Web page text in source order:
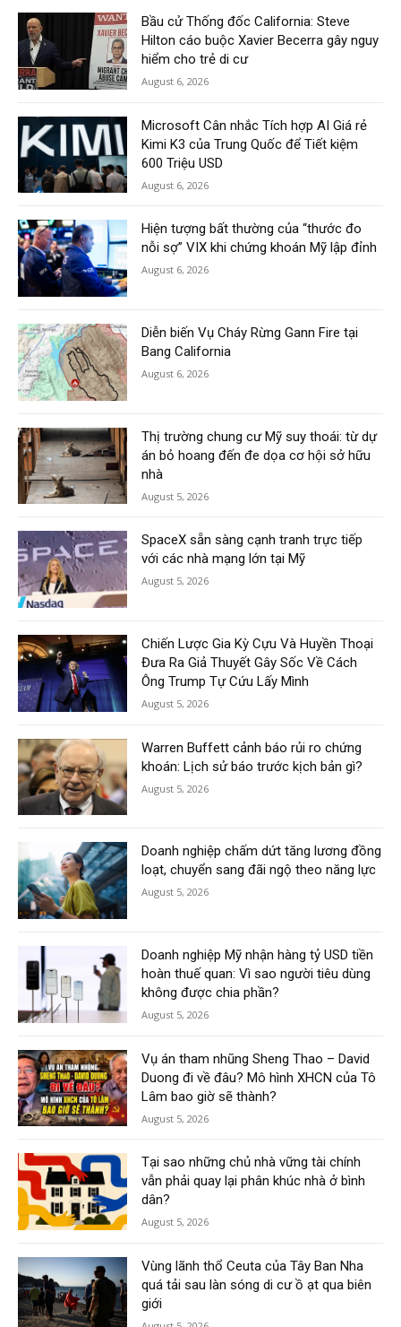
Bầu cử Thống đốc California: Steve
Hilton cáo buộc Xavier Becerra gây nguy
hiểm cho trẻ di cư
August 6, 2026
Microsoft Cân nhắc Tích hợp AI Giá rẻ
Kimi K3 của Trung Quốc để Tiết kiệm
600 Triệu USD
August 6, 2026
Hiện tượng bất thường của “thước đo
nỗi sợ” VIX khi chứng khoán Mỹ lập đỉnh
August 6, 2026
Diễn biến Vụ Cháy Rừng Gann Fire tại
Bang California
August 6, 2026
Thị trường chung cư Mỹ suy thoái: từ dự
án bỏ hoang đến đe dọa cơ hội sở hữu
nhà
August 5, 2026
SpaceX sẵn sàng cạnh tranh trực tiếp
với các nhà mạng lớn tại Mỹ
August 5, 2026
Chiến Lược Gia Kỳ Cựu Và Huyền Thoại
Đưa Ra Giả Thuyết Gây Sốc Về Cách
Ông Trump Tự Cứu Lấy Mình
August 5, 2026
Warren Buffett cảnh báo rủi ro chứng
khoán: Lịch sử báo trước kịch bản gì?
August 5, 2026
Doanh nghiệp chấm dứt tăng lương đồng
loạt, chuyển sang đãi ngộ theo năng lực
August 5, 2026
Doanh nghiệp Mỹ nhận hàng tỷ USD tiền
hoàn thuế quan: Vì sao người tiêu dùng
không được chia phần?
August 5, 2026
Vụ án tham nhũng Sheng Thao – David
Duong đi về đâu? Mô hình XHCN của Tô
Lâm bao giờ sẽ thành?
August 5, 2026
Tại sao những chủ nhà vững tài chính
vẫn phải quay lại phân khúc nhà ở bình
dân?
August 5, 2026
Vùng lãnh thổ Ceuta của Tây Ban Nha
quá tải sau làn sóng di cư ồ ạt qua biên
giới